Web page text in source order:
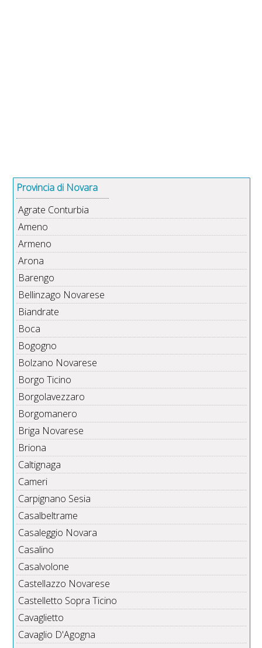
Provincia di Novara
Agrate Conturbia
Ameno
Armeno
Arona
Barengo
Bellinzago Novarese
Biandrate
Boca
Bogogno
Bolzano Novarese
Borgo Ticino
Borgolavezzaro
Borgomanero
Briga Novarese
Briona
Caltignaga
Cameri
Carpignano Sesia
Casalbeltrame
Casaleggio Novara
Casalino
Casalvolone
Castellazzo Novarese
Castelletto Sopra Ticino
Cavaglietto
Cavaglio D'Agogna